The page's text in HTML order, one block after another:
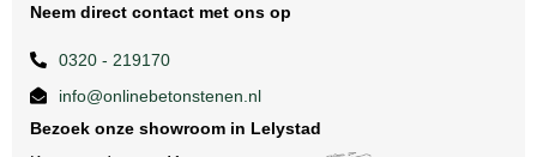
Neem direct contact met ons op
0320 - 219170
info@onlinebetonstenen.nl
Bezoek onze showroom in Lelystad